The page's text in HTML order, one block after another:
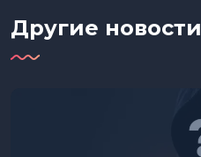
Другие новости